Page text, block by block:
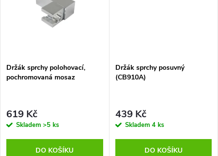
Držák sprchy polohovací,
pochromovaná mosaz
619 Kč
Skladem >5 ks
DO KOŠÍKU
Držák sprchy posuvný
(CB910A)
439 Kč
Skladem 4 ks
DO KOŠÍKU